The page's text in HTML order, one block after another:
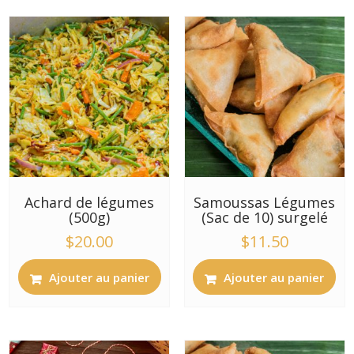
Achard de légumes
(500g)
$20.00
Ajouter au panier
Samoussas Légumes
(Sac de 10) surgelé
$11.50
Ajouter au panier